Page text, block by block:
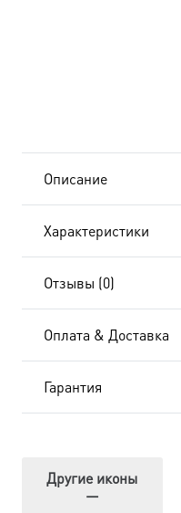
Описание
Характеристики
Отзывы (0)
Оплата & Доставка
Гарантия
Другие иконы
—